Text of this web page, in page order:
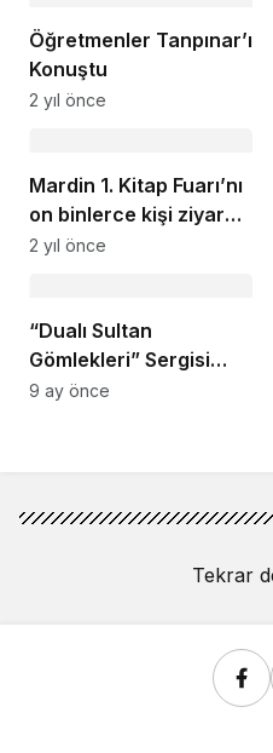
Öğretmenler Tanpınar’ı
Konuştu
2 yıl önce
Mardin 1. Kitap Fuarı’nı
on binlerce kişi ziyaret
etti
2 yıl önce
“Dualı Sultan
Gömlekleri” Sergisi
Mardin’de Kapılarını
9 ay önce
Tekrar